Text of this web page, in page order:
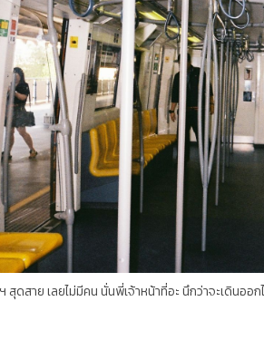
ดสาย เลยไม่มีคน นั่นพี่เจ้าหน้าที่อะ นึกว่าจะเดินอ